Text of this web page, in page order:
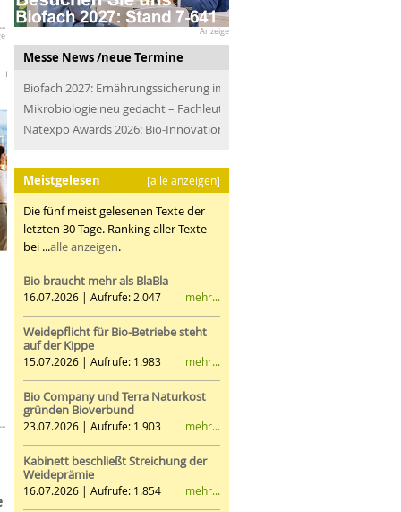
Anzeige
Messe News /neue Termine
Biofach 2027: Ernährungssicherung im Blick
Mikrobiologie neu gedacht – Fachleute der Branche treffen
Natexpo Awards 2026: Bio-Innovationen für alle
Meistgelesen [alle anzeigen]
Die fünf meist gelesenen Texte der
letzten 30 Tage. Ranking aller Texte
bei ...alle anzeigen.
Bio braucht mehr als BlaBla
16.07.2026 | Aufrufe: 2.047 mehr...
Weidepflicht für Bio-Betriebe steht
auf der Kippe
15.07.2026 | Aufrufe: 1.983 mehr...
Bio Company und Terra Naturkost
gründen Bioverbund
23.07.2026 | Aufrufe: 1.903 mehr...
Kabinett beschließt Streichung der
Weideprämie
16.07.2026 | Aufrufe: 1.854 mehr...